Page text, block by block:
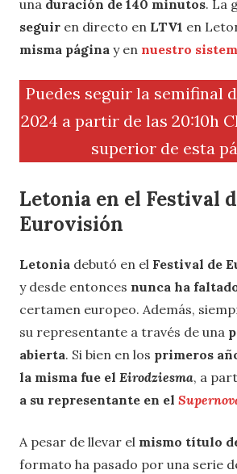
una duración de 140 minutos. La
seguir en directo en LTV1 en
misma página y en nuestro
Puedes seguir la semifinal
2024 a partir de las 20:10h
superior de esta
Letonia en el Festival
Eurovisión
Letonia debutó en el Festival de
y desde entonces nunca ha
certamen europeo. Además,
su representante a través de una
abierta. Si bien en los primeros
la misma fue el Eirodziesma, a
a su representante en el
A pesar de llevar el mismo título
formato ha pasado por una serie